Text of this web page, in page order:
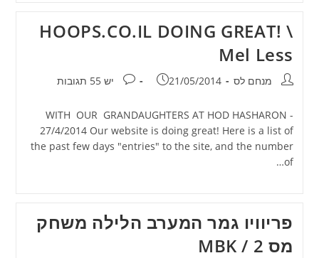
HOOPS.CO.IL DOING GREAT! \
Mel Less
מחבר:מנחם לס פורסם:
21/05/2014 תגובות:
יש 55 תגובות
WITH OUR GRANDAUGHTERS AT HOD HASHARON -
27/4/2014 Our website is doing great! Here is a list of
the past few days "entries" to the site, and the number
of…
פריוויו גמר המערב הלילה משחק
מס 2 / MBK